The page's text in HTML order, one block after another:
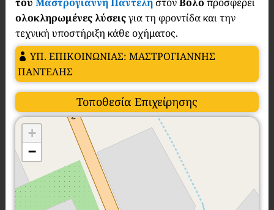
ολοκληρωμένες λύσειςγια τη φροντίδα και την
τεχνική υποστήριξη κάθε οχήματος.
ΥΠ. ΕΠΙΚΟΙΝΩΝΙΑΣ: ΜΑΣΤΡΟΓΙΑΝΝΗΣ
ΠΑΝΤΕΛΗΣ
Τοποθεσία Επιχείρησης
+
−